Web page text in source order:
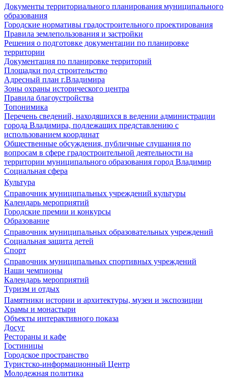
Документы территориального планирования муниципального
образования
Городские нормативы градостроительного проектирования
Правила землепользования и застройки
Решения о подготовке документации по планировке
территории
Документация по планировке территорий
Площадки под строительство
Адресный план г.Владимира
Зоны охраны исторического центра
Правила благоустройства
Топонимика
Перечень сведений, находящихся в ведении администрации
города Владимира, подлежащих представлению с
использованием координат
Общественные обсуждения, публичные слушания по
вопросам в сфере градостроительной деятельности на
территории муниципального образования город Владимир
Социальная сфера
Культура
Справочник муниципальных учреждений культуры
Календарь мероприятий
Городские премии и конкурсы
Образование
Справочник муниципальных образовательных учреждений
Социальная защита детей
Спорт
Справочник муниципальных спортивных учреждений
Наши чемпионы
Календарь мероприятий
Туризм и отдых
Памятники истории и архитектуры, музеи и экспозиции
Храмы и монастыри
Объекты интерактивного показа
Досуг
Рестораны и кафе
Гостиницы
Городское пространство
Туристско-информационный Центр
Молодежная политика